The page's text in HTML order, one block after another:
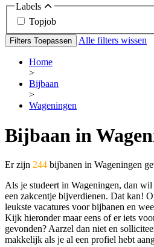
Labels
Topjob
Filters Toepassen Alle filters wissen
Home
>
Bijbaan
>
Wageningen
Bijbaan in
Er zijn 244 bijbanen in Wageningen
Als je studeert in Wageningen, dan
een zakcentje bijverdienen. Dat kan!
leukste vacatures voor bijbanen en
Kijk hieronder maar eens of er iets
gevonden? Aarzel dan niet en
makkelijk als je al een profiel hebt